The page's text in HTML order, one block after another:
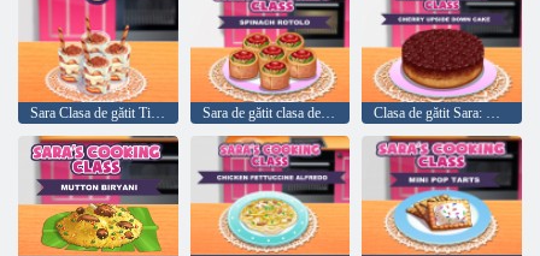
Sara de gătit clasa de spanac Rotolo